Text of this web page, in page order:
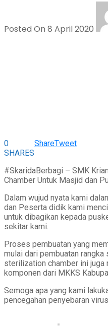
Posted On 8 April 2020
0
SHARES
ShareTweet
#SkaridaBerbagi – SMK
Chamber Untuk Masjid dan
Dalam wujud nyata kami
dan Peserta didik kami
untuk dibagikan kepada
sekitar kami.
Proses pembuatan yang
mulai dari pembuatan rangka
sterilization chamber ini juga
komponen dari MKKS
Semoga apa yang kami
pencegahan penyebaran virus